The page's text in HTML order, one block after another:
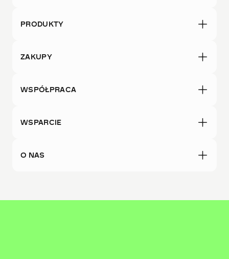
PRODUKTY
ZAKUPY
WSPÓŁPRACA
WSPARCIE
O NAS